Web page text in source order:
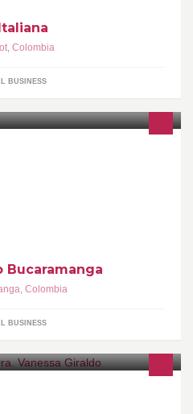
, Colombia
BUSINESS
Bucaramanga
, Colombia
BUSINESS